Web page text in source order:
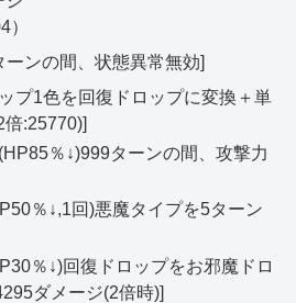
ーンの間、状態異常無効]
プ1色を回復ドロップに変換＋単
:25770)]
％↓)999ターンの間、攻撃力
％↓,1回)悪魔タイプを5ターン
％↓)回復ドロップをお邪魔ドロ
ダメージ(2倍時)]